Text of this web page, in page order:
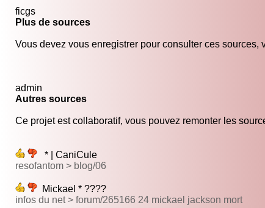
ficgs
Plus de sources
Vous devez vous enregistrer pour consulter ces
admin
Autres sources
Ce projet est collaboratif, vous pouvez remonter les
* | CaniCule
resofantom > blog/06
Mickael * ????
infos du net > forum/265166 24 mickael jackson mort